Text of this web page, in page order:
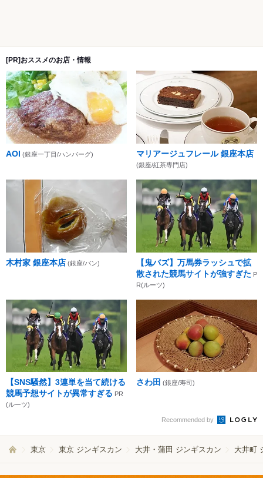
[PR]おススメのお店・情報
AOI (銀座一丁目/ハンバーグ) マリアージュフレール 銀座本店
(銀座/紅茶専門店)
木村家 銀座本店 (銀座/パン)
【鬼バズ】万馬券ラッシュで拡
散された競馬サイトが強すぎた P
R(ルーツ)
【SNS騒然】3連単を当て続ける
競馬予想サイトが異常すぎる PR
(ルーツ)
さわ田 (銀座/寿司)
Recommended by
東京 東京 ジンギスカン 大井・蒲田 ジンギスカン 大井町